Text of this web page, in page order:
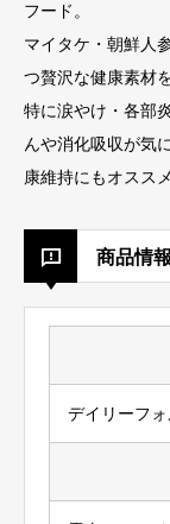
フード。
マイタケ・朝鮮人
つ贅沢な健康素材
特に涙やけ・各部
んや消化吸収が気
康維持にもオスス
商品情報
デイリーフ